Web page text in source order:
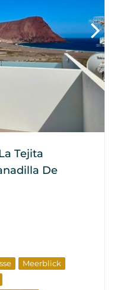
Tejita
De
Meerblick